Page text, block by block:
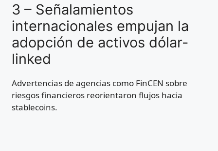
3 – Señalamientos
internacionales empujan la
adopción de activos dólar-
linked
Advertencias de agencias como FinCEN sobre
riesgos financieros reorientaron flujos hacia
stablecoins.